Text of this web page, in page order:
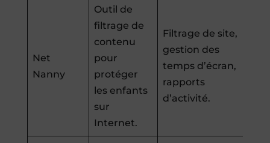
Net
Nanny
Outil de
filtrage de
contenu
pour
protéger
les enfants
sur
Internet.
Filtrage de site,
gestion des
temps d’écran,
rapports
d’activité.